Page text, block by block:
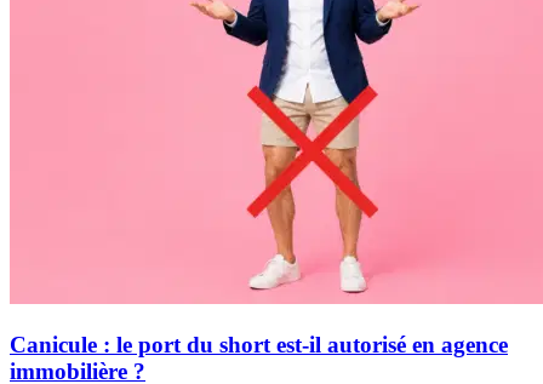
Canicule : le port du short est-il autorisé en agence
immobilière ?